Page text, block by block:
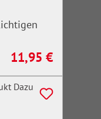
Regulärer Preis:
11,95 €